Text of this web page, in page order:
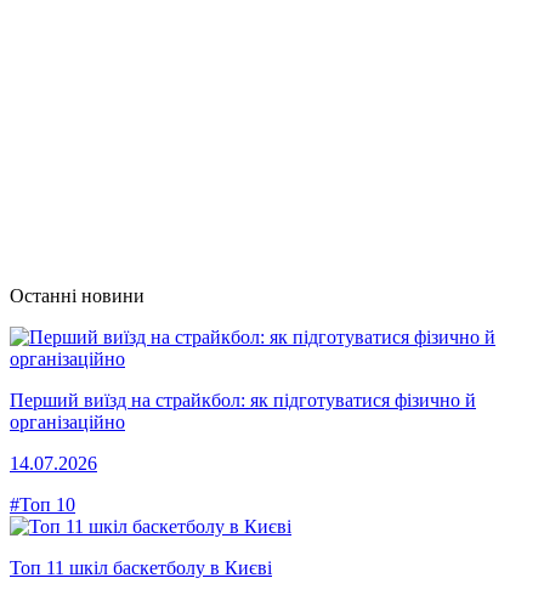
Останні новини
Перший виїзд на страйкбол: як підготуватися фізично й
організаційно
14.07.2026
#Топ 10
Топ 11 шкіл баскетболу в Києві